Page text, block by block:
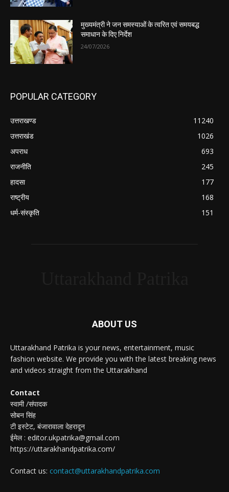
मुख्यमंत्री ने जन समस्याओं के त्वरित एवं समयबद्ध
समाधान के दिए निर्देश
24/07/2026
POPULAR CATEGORY
उत्तराखण्ड
11240
उत्तराखंड
1026
अपराध
693
राजनीति
245
हादसा
177
राष्ट्रीय
168
धर्म-संस्कृति
151
ABOUT US
Uttarakhand Patrika is your news, entertainment, music
fashion website. We provide you with the latest breaking news
and videos straight from the Uttarakhand
Contact
स्वामी /संपादक
सोबन सिंह
टी इस्टेट, बंजारावाला देहरादून
ईमेल : editor.ukpatrika@gmail.com
https://uttarakhandpatrika.com/
Contact us: contact@uttarakhandpatrika.com